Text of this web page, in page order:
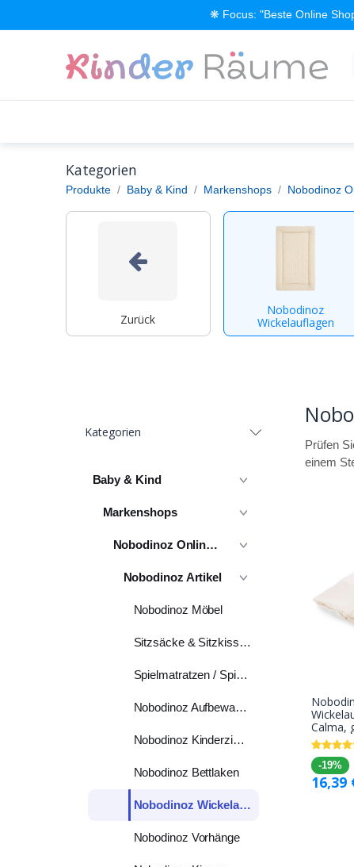
❋ Focus: "Beste Online
Kategorien
Produkte Baby & Kind Markenshops Nobodinoz
Zurück
Nobodinoz
Wickelauflagen
Kategorien
Baby & Kind
Markenshops
Nobodinoz Online Shop
Nobodinoz Artikel
Nobodinoz Möbel
Sitzsäcke & Sitzkissen
Spielmatratzen / Spielteppiche
Nobodinoz Aufbewahrung
Nobodinoz Kinderzimmerdeko
Nobodinoz Bettlaken
Nobodinoz Wickelauflagen
Nobodinoz Vorhänge
Prüfen
einem
Calma,
-19%
16,39